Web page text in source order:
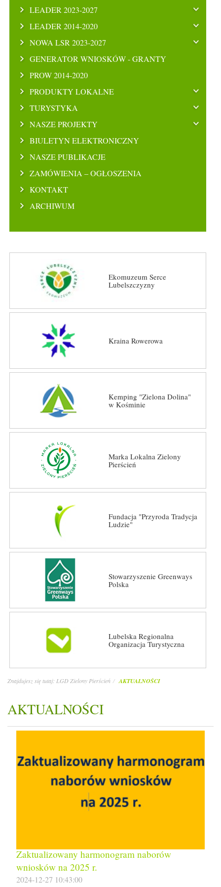
LEADER 2023-2027
LEADER 2014-2020
NOWA LSR 2023-2027
GENERATOR WNIOSKÓW - GRANTY
PROW 2014-2020
PRODUKTY LOKALNE
TURYSTYKA
NASZE PROJEKTY
BIULETYN ELEKTRONICZNY
NASZE PUBLIKACJE
ZAMÓWIENIA – OGŁOSZENIA
KONTAKT
ARCHIWUM
Ekomuzeum Serce
Lubelszczyzny
Kraina Rowerowa
Kemping "Zielona Dolina"
w Kośminie
Marka Lokalna Zielony
Pierścień
Fundacja "Przyroda Tradycja
Ludzie"
Stowarzyszenie Greenways
Polska
Lubelska Regionalna
Organizacja Turystyczna
Znajdujesz się tutaj: LGD Zielony Pierścień AKTUALNOŚCI
AKTUALNOŚCI
Zaktualizowany harmonogram naborów
wniosków na 2025 r.
2024-12-27 10:43:00